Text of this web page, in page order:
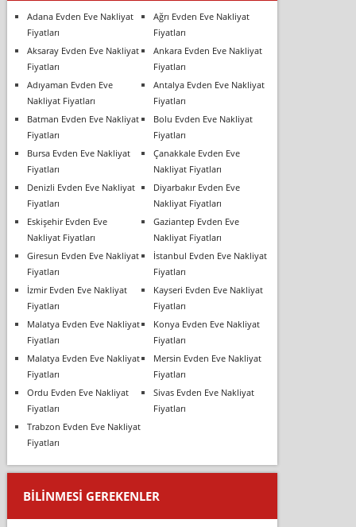
Adana Evden Eve Nakliyat
Fiyatları
Ağrı Evden Eve Nakliyat
Fiyatları
Aksaray Evden Eve Nakliyat
Fiyatları
Ankara Evden Eve Nakliyat
Fiyatları
Adıyaman Evden Eve
Nakliyat Fiyatları
Antalya Evden Eve Nakliyat
Fiyatları
Batman Evden Eve Nakliyat
Fiyatları
Bolu Evden Eve Nakliyat
Fiyatları
Bursa Evden Eve Nakliyat
Fiyatları
Çanakkale Evden Eve
Nakliyat Fiyatları
Denizli Evden Eve Nakliyat
Fiyatları
Diyarbakır Evden Eve
Nakliyat Fiyatları
Eskişehir Evden Eve
Nakliyat Fiyatları
Gaziantep Evden Eve
Nakliyat Fiyatları
Giresun Evden Eve Nakliyat
Fiyatları
İstanbul Evden Eve Nakliyat
Fiyatları
İzmir Evden Eve Nakliyat
Fiyatları
Kayseri Evden Eve Nakliyat
Fiyatları
Malatya Evden Eve Nakliyat
Fiyatları
Konya Evden Eve Nakliyat
Fiyatları
Malatya Evden Eve Nakliyat
Fiyatları
Mersin Evden Eve Nakliyat
Fiyatları
Ordu Evden Eve Nakliyat
Fiyatları
Sivas Evden Eve Nakliyat
Fiyatları
Trabzon Evden Eve Nakliyat
Fiyatları
BILINMESI GEREKENLER